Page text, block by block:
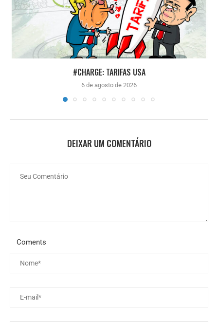
#CHARGE: TARIFAS USA
6 de agosto de 2026
DEIXAR UM COMENTÁRIO
Coments